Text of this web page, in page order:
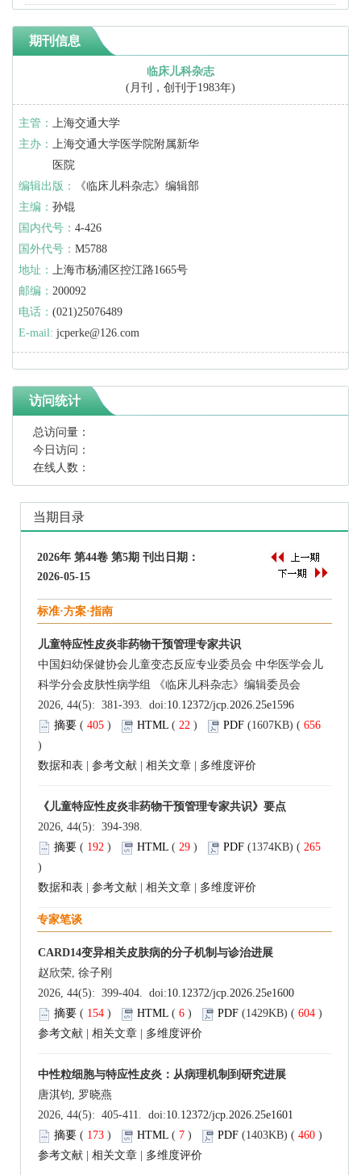
期刊信息
临床儿科杂志
(月刊，创刊于1983年)
主管： 上海交通大学
主办： 上海交通大学医学院附属新华
医院
编辑出版：
《临床儿科杂志》编辑部
主编： 孙锟
国内代号： 4-426
国外代号： M5788
地址： 上海市杨浦区控江路1665号
邮编： 200092
电话： (021)25076489
E-mail: jcperke@126.com
访问统计
总访问量：
今日访问：
在线人数：
当期目录
2026年 第44卷 第5期 刊出日期：
2026-05-15
标准·方案·指南
儿童特应性皮炎非药物干预管理专家共识
中国妇幼保健协会儿童变态反应专业委员会 中华医学会儿
科学分会皮肤性病学组 《临床儿科杂志》编辑委员会
2026, 44(5): 381-393. doi:10.12372/jcp.2026.25e1596
摘要 ( 405 ) HTML ( 22 ) PDF (1607KB) ( 656
)
数据和表
参考文献 相关文章 多维度评价
《儿童特应性皮炎非药物干预管理专家共识》要点
2026, 44(5): 394-398.
摘要 ( 192 ) HTML ( 29 ) PDF (1374KB) ( 265
)
数据和表
参考文献 相关文章 多维度评价
专家笔谈
CARD14变异相关皮肤病的分子机制与诊治进展
赵欣荣, 徐子刚
2026, 44(5): 399-404. doi:10.12372/jcp.2026.25e1600
摘要 ( 154 ) HTML ( 6 ) PDF (1429KB) ( 604 )
参考文献
相关文章 多维度评价
中性粒细胞与特应性皮炎：从病理机制到研究进展
唐淇钧, 罗晓燕
2026, 44(5): 405-411. doi:10.12372/jcp.2026.25e1601
摘要 ( 173 ) HTML ( 7 ) PDF (1403KB) ( 460 )
参考文献
相关文章 多维度评价